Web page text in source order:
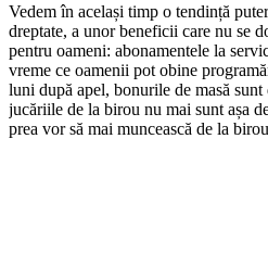
Vedem în același timp o tendință
dreptate, a unor beneficii care nu se
pentru oameni: abonamentele la
vreme ce oamenii pot obine
luni după apel, bonurile de masă
jucăriile de la birou nu mai sunt așa
prea vor să mai muncească de la